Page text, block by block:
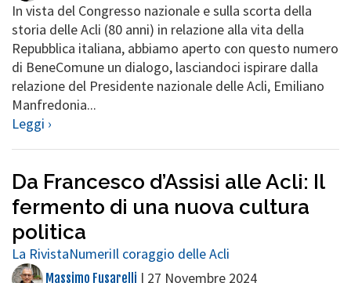
In vista del Congresso nazionale e sulla scorta della
storia delle Acli (80 anni) in relazione alla vita della
Repubblica italiana, abbiamo aperto con questo numero
di BeneComune un dialogo, lasciandoci ispirare dalla
relazione del Presidente nazionale delle Acli, Emiliano
Manfredonia...
Leggi ›
Da Francesco d’Assisi alle Acli: Il
fermento di una nuova cultura
politica
La RivistaNumeriIl coraggio delle Acli
Massimo Fusarelli | 27 Novembre 2024